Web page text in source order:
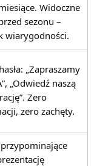
Widoczne
sezonu –
wiarygodności.
„Zapraszamy
„Odwiedź naszą
Zero
zero zachęty.